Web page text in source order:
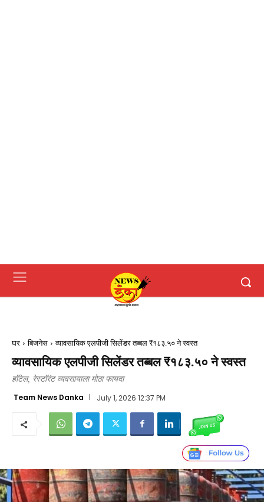
घर बिजनेस व्यावसायिक एलपीजी सिलेंडर तब्बल ₹१८३.५० ने स्वस्त
व्यावसायिक एलपीजी सिलेंडर तब्बल ₹१८३.५० ने स्वस्त
हॉटेल, रेस्टॉरंट व्यवसायाला मोठा फायदा
Team News Danka July 1, 2026 12:37 PM